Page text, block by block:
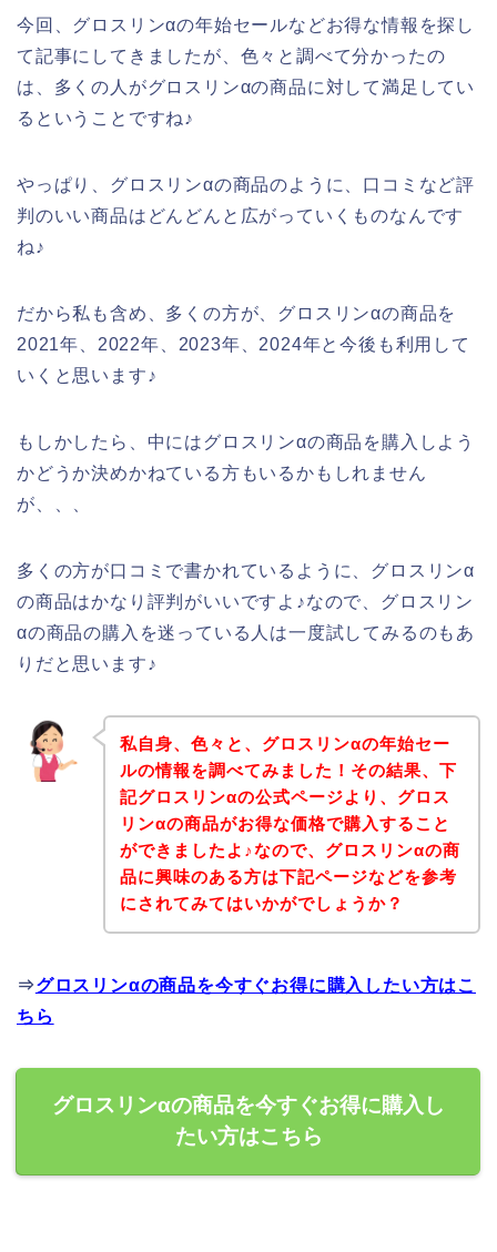
今回、グロスリンαの年始セールなどお得な情報を探し
て記事にしてきましたが、色々と調べて分かったの
は、多くの人がグロスリンαの商品に対して満足してい
るということですね♪
やっぱり、グロスリンαの商品のように、口コミなど評
判のいい商品はどんどんと広がっていくものなんです
ね♪
だから私も含め、多くの方が、グロスリンαの商品を
2021年、2022年、2023年、2024年と今後も利用して
いくと思います♪
もしかしたら、中にはグロスリンαの商品を購入しよう
かどうか決めかねている方もいるかもしれません
が、、、
多くの方が口コミで書かれているように、グロスリンα
の商品はかなり評判がいいですよ♪なので、グロスリン
αの商品の購入を迷っている人は一度試してみるのもあ
りだと思います♪
私自身、色々と、グロスリンαの年始セー
ルの情報を調べてみました！その結果、下
記グロスリンαの公式ページより、グロス
リンαの商品がお得な価格で購入すること
ができましたよ♪なので、グロスリンαの商
品に興味のある方は下記ページなどを参考
にされてみてはいかがでしょうか？
⇒グロスリンαの商品を今すぐお得に購入したい方はこ
ちら
グロスリンαの商品を今すぐお得に購入し
たい方はこちら